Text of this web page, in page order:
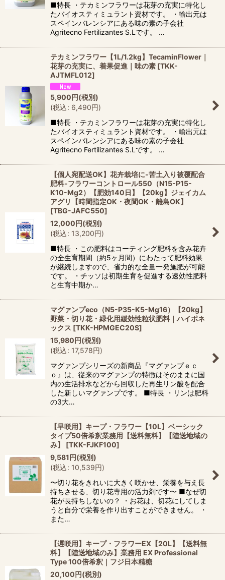
■特長 ・テカミンフラワーは花芽の充実に特化し
たバイオスティミュラント資材です。 ・輸出元は
スペインバレンシアにある味の素の子会社
Agritecno Fertilizantes S.Lです。 …
テカミンフラワー【1L/1.2kg】TecaminFlower｜
花芽の充実に、着果促進｜味の素 [TKK-
AJTMFL012]
5,900円(税別)
(税込: 6,490円)
■特長 ・テカミンフラワーは花芽の充実に特化し
たバイオスティミュラント資材です。 ・輸出元は
スペインバレンシアにある味の素の子会社
Agritecno Fertilizantes S.Lです。 …
【個人宛配送OK】花卉栽培に-苦土入り被覆配合
肥料-フラワーコントロール550（N15-P15-
K10-Mg2）【肥効140日】【20kg】ジェイカム
アグリ【時間指定OK・夜間OK・離島OK】
[TBG-JAFC550]
12,000円(税別)
(税込: 13,200円)
■特長 ・この肥料はコーティング肥料を含み花卉
の全生育期間（約5ヶ月間）にわたって肥料効果
が継続しますので、省力的な全量一発施肥が可能
です。 ・チッソは初期生育を促進する速効性肥料
と生育中期か…
マグァンプeco（N5-P35-K5-Mg16）【20kg】
野菜・切り花・緑化用緩効性粒状肥料｜ハイポネ
ックス [TKK-HPMGEC20S]
15,980円(税別)
(税込: 17,578円)
マグァンプシリーズの新商品『マグァンプｅｃ
ｏ』は、従来のマグァンプの特徴はそのままに国
内の生活排水などから回収した再生リン酸を配合
した新しいマグァンプです。 ■特長 ・リンは肥料
の3大…
【早咲用】キープ・フラワー【10L】ベーシック
タイプ50倍希釈業務用【送料無料】【陸送地域の
み】
[TKK-FJKF100]
9,581円(税別)
(税込: 10,539円)
〜切り花をきれいに大きく咲かせ、栄養を与え長
持ちさせる、切り花専用の活力剤です〜 ■なぜ切
花が長持ちしないの？ ・お花は、切花にしてしま
うと自分で栄養を作り出すことができません。 ・
また…
【遅咲用】キープ・フラワーEX【20L】【送料無
料】【陸送地域のみ】業務用 EX Professional
Type 100倍希釈｜フジ日本精糖
20,100円(税別)